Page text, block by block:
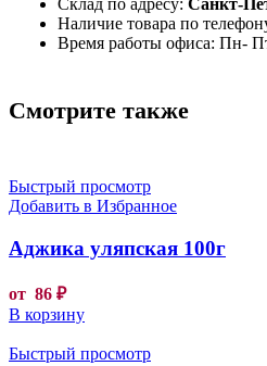
Склад по адресу: Санкт-
Наличие товара по
Время работы офиса: Пн-
Смотрите также
Быстрый просмотр
Добавить в Избранное
Аджика уляпская 100г
от 86 ₽
В корзину
Быстрый просмотр